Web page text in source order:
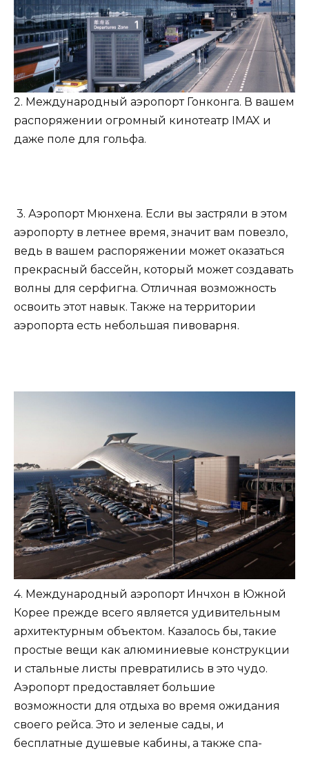
2. Международный аэропорт Гонконга. В вашем
распоряжении огромный кинотеатр IMAX и
даже поле для гольфа.
3. Аэропорт Мюнхена. Если вы застряли в этом
аэропорту в летнее время, значит вам повезло,
ведь в вашем распоряжении может оказаться
прекрасный бассейн, который может создавать
волны для серфигна. Отличная возможность
освоить этот навык. Также на территории
аэропорта есть небольшая пивоварня.
4. Международный аэропорт Инчхон в Южной
Корее прежде всего является удивительным
архитектурным объектом. Казалось бы, такие
простые вещи как алюминиевые конструкции
и стальные листы превратились в это чудо.
Аэропорт предоставляет большие
возможности для отдыха во время ожидания
своего рейса. Это и зеленые сады, и
бесплатные душевые кабины, а также спа-